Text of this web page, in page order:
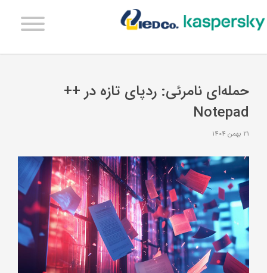
حمله‌ای نامرئی: ردپای تازه در ++
Notepad
21 بهمن 1404